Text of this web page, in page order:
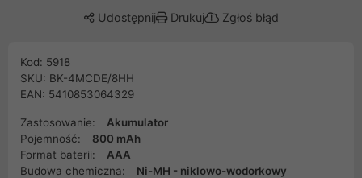
Udostępnij Drukuj Zgłoś błąd
Kod: 5918
SKU: BK-4MCDE/8HH
EAN: 5410853064329
Zastosowanie:
Akumulator
Pojemność:
800 mAh
Format baterii:
AAA
Budowa chemiczna:
Ni-MH - niklowo-wodorkowy